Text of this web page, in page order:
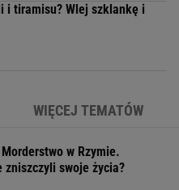
i tiramisu? Wlej szklankę i
WIĘCEJ TEMATÓW
Morderstwo w Rzymie.
zniszczyli swoje życia?